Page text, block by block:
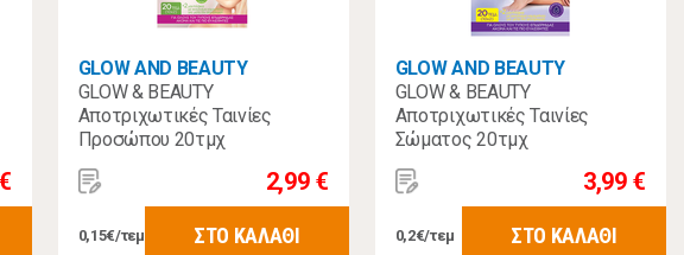
GLOW AND BEAUTY
GLOW & BEAUTY
Αποτριχωτικές Ταινίες
Προσώπου 20τμχ
2,99 €
0,15€/τεμ ΣΤΟ ΚΑΛΑΘΙ
GLOW AND BEAUTY
GLOW & BEAUTY
Αποτριχωτικές Ταινίες
Σώματος 20τμχ
3,99 €
0,2€/τεμ ΣΤΟ ΚΑΛΑΘΙ